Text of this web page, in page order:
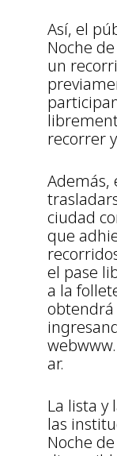
Así, el
Noche
un
recorrer
Además,
ciudad
que
el pase
a la
ar.
La lista y
las
Noche